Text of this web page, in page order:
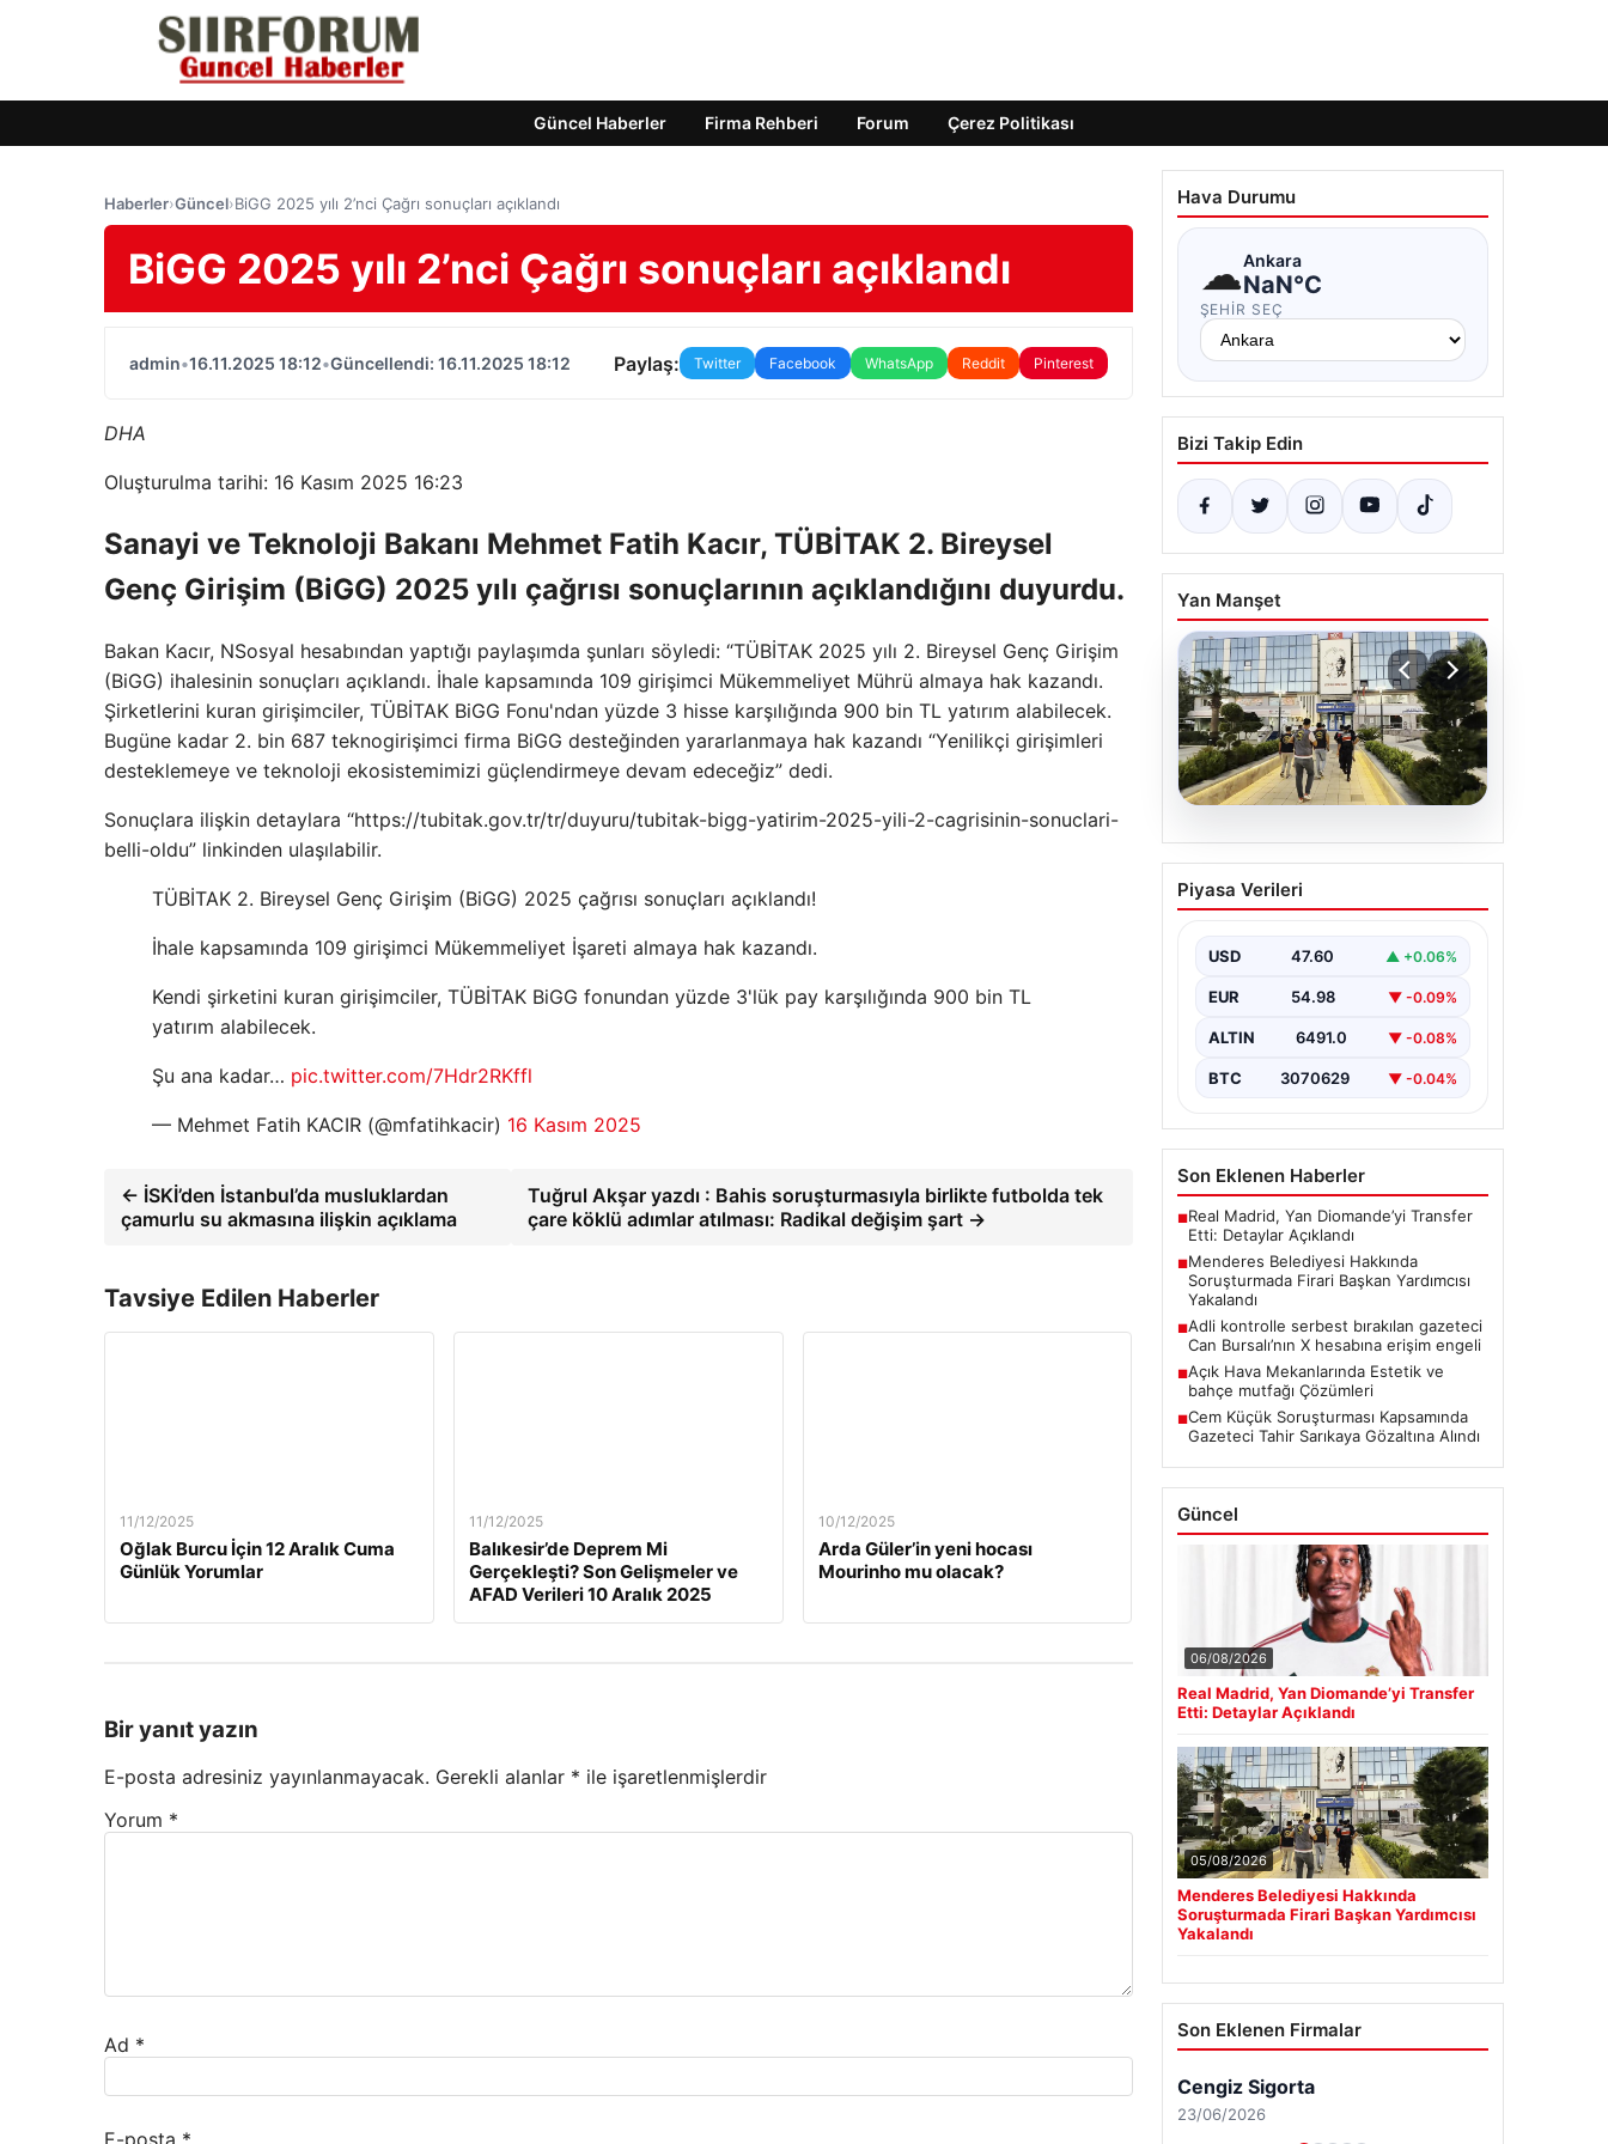
Güncel Haberler Firma Rehberi Forum Çerez Politikası
Haberler›Güncel›BiGG 2025 yılı 2’nci Çağrı sonuçları açıklandı
BiGG 2025 yılı 2’nci Çağrı sonuçları açıklandı
admin•16.11.2025 18:12•Güncellendi: 16.11.2025 18:12 Paylaş: Twitter Facebook WhatsApp Reddit Pinterest
DHA
Oluşturulma tarihi: 16 Kasım 2025 16:23
Sanayi ve Teknoloji Bakanı Mehmet Fatih Kacır, TÜBİTAK 2. Bireysel
Genç Girişim (BiGG) 2025 yılı çağrısı sonuçlarının açıklandığını duyurdu.
Bakan Kacır, NSosyal hesabından yaptığı paylaşımda şunları söyledi: “TÜBİTAK 2025 yılı 2. Bireysel Genç Girişim
(BiGG) ihalesinin sonuçları açıklandı. İhale kapsamında 109 girişimci Mükemmeliyet Mührü almaya hak kazandı.
Şirketlerini kuran girişimciler, TÜBİTAK BiGG Fonu'ndan yüzde 3 hisse karşılığında 900 bin TL yatırım alabilecek.
Bugüne kadar 2. bin 687 teknogirişimci firma BiGG desteğinden yararlanmaya hak kazandı “Yenilikçi girişimleri
desteklemeye ve teknoloji ekosistemimizi güçlendirmeye devam edeceğiz” dedi.
Sonuçlara ilişkin detaylara “https://tubitak.gov.tr/tr/duyuru/tubitak-bigg-yatirim-2025-yili-2-cagrisinin-sonuclari-
belli-oldu” linkinden ulaşılabilir.
TÜBİTAK 2. Bireysel Genç Girişim (BiGG) 2025 çağrısı sonuçları açıklandı!
İhale kapsamında 109 girişimci Mükemmeliyet İşareti almaya hak kazandı.
Kendi şirketini kuran girişimciler, TÜBİTAK BiGG fonundan yüzde 3'lük pay karşılığında 900 bin TL
yatırım alabilecek.
Şu ana kadar… pic.twitter.com/7Hdr2RKffl
— Mehmet Fatih KACIR (@mfatihkacir) 16 Kasım 2025
← İSKİ’den İstanbul’da musluklardan
çamurlu su akmasına ilişkin açıklama
Tuğrul Akşar yazdı : Bahis soruşturmasıyla birlikte futbolda tek
çare köklü adımlar atılması: Radikal değişim şart →
Tavsiye Edilen Haberler
11/12/2025
Oğlak Burcu İçin 12 Aralık Cuma
Günlük Yorumlar
11/12/2025
Balıkesir’de Deprem Mi
Gerçekleşti? Son Gelişmeler ve
AFAD Verileri 10 Aralık 2025
10/12/2025
Arda Güler’in yeni hocası
Mourinho mu olacak?
Bir yanıt yazın
E-posta adresiniz yayınlanmayacak. Gerekli alanlar * ile işaretlenmişlerdir
Yorum *
Ad *
Hava Durumu
☁Ankara
NaN°C
ŞEHIR SEÇ
Bizi Takip Edin
Yan Manşet
05.08.2026
Menderes Belediyesi
Hakkında Soruşturmada
Yakalandı
İzmir’de Menderes Belediyesi’ne
yönelik gerçekleştirilen kapsamlı
soruşturma kapsamında firari
olarak aranan Belediye Başkan
Piyasa Verileri
USD 47.60 ▲ +0.06%
EUR 54.98 ▼ -0.09%
ALTIN 6491.0 ▼ -0.08%
BTC 3070629 ▼ -0.04%
Son Eklenen Haberler
■Real Madrid, Yan Diomande’yi Transfer
Etti: Detaylar Açıklandı
■Menderes Belediyesi Hakkında
Soruşturmada Firari Başkan Yardımcısı
Yakalandı
■Adli kontrolle serbest bırakılan gazeteci
Can Bursalı’nın X hesabına erişim engeli
■Açık Hava Mekanlarında Estetik ve
bahçe mutfağı Çözümleri
■Cem Küçük Soruşturması Kapsamında
Gazeteci Tahir Sarıkaya Gözaltına Alındı
Güncel
06/08/2026
Real Madrid, Yan Diomande’yi Transfer
Etti: Detaylar Açıklandı
05/08/2026
Menderes Belediyesi Hakkında
Soruşturmada Firari Başkan Yardımcısı
Yakalandı
Son Eklenen Firmalar
Cengiz Sigorta
23/06/2026